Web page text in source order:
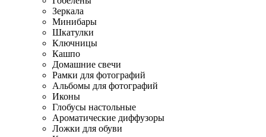
Зеркала
Минибары
Шкатулки
Ключницы
Кашпо
Домашние свечи
Рамки для фотографий
Альбомы для фотографий
Иконы
Глобусы настольные
Ароматические диффузоры
Ложки для обуви